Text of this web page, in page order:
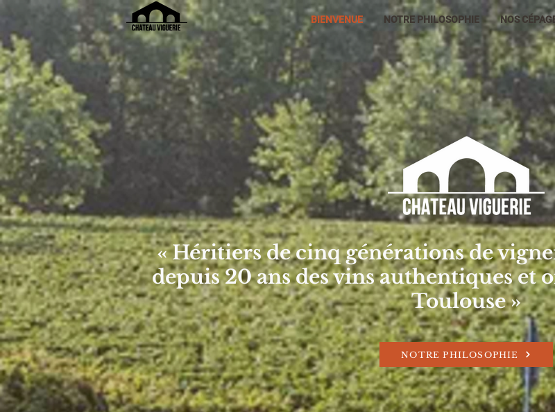
BIENVENUE NOTRE PHILOSOPHIE NOS
« Héritiers de cinq générations de
depuis 20 ans des vins authentiques et
Toulouse »
NOTRE PHILOSOPHIE